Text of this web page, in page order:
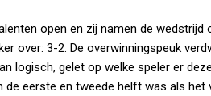
open en zij namen de wedstrijd
over: 3-2. De overwinningspeuk
logisch, gelet op welke speler er
eerste en tweede helft was als het